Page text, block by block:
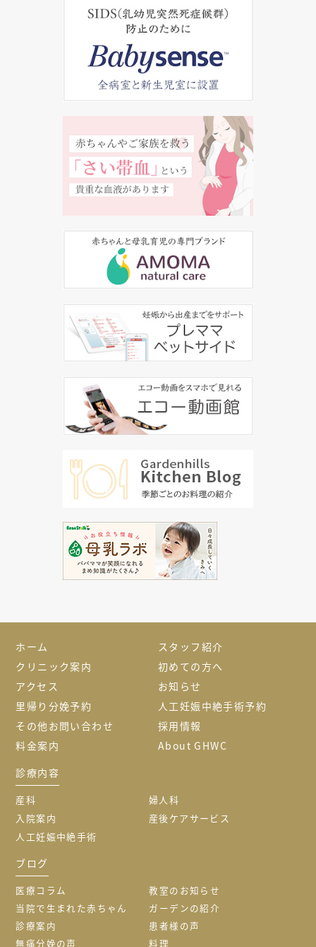
ホーム
スタッフ紹介
クリニック案内
初めての方へ
アクセス
お知らせ
里帰り分娩予約
人工妊娠中絶手術予約
その他お問い合わせ
採用情報
料金案内
About GHWC
診療内容
産科
婦人科
入院案内
産後ケアサービス
人工妊娠中絶手術
ブログ
医療コラム
教室のお知らせ
当院で生まれた赤ちゃん
ガーデンの紹介
診療案内
患者様の声
無痛分娩の声
料理